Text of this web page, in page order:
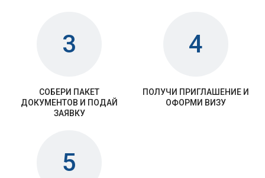
3
СОБЕРИ ПАКЕТ
ДОКУМЕНТОВ И ПОДАЙ
ЗАЯВКУ
4
ПОЛУЧИ ПРИГЛАШЕНИЕ И
ОФОРМИ ВИЗУ
5